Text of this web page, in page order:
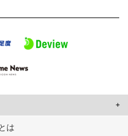
ザーに合わせたコンテンツや広告の
は